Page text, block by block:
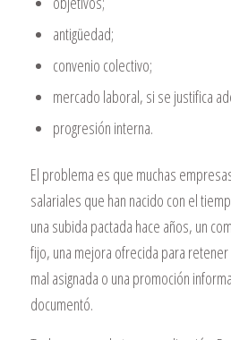
antigüedad;
convenio colectivo;
mercado laboral, si se justifica
progresión interna.
El problema es que muchas
salariales que han nacido con el
una subida pactada hace años, un
fijo, una mejora ofrecida para retener
mal asignada o una promoción
documentó.